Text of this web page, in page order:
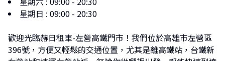
星期日 : 09:00 - 20:30
歡迎光臨赫日租車-左營高鐵門市！我們位於高雄市左營區
396號，方便又輕鬆的交通位置，尤其是離高鐵站，台鐵新